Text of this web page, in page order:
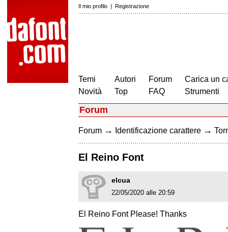
Il mio profilo | Registrazione
Temi
Novità
Autori
Top
Forum
FAQ
Carica un
Strumenti
Forum
Forum → Identificazione carattere →
El Reino Font
elcua
22/05/2020 alle 20:59
El Reino Font Please! Thanks